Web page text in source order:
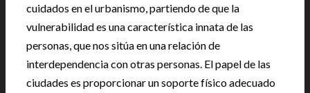
cuidados en el urbanismo, partiendo de que la
vulnerabilidad es una característica innata de las
personas, que nos sitúa en una relación de
interdependencia con otras personas. El papel de las
ciudades es proporcionar un soporte físico adecuado